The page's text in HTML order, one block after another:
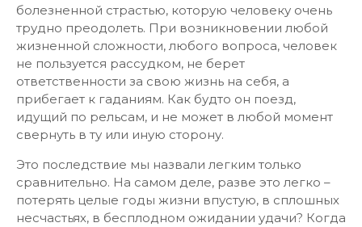
болезненной страстью, которую человеку очень
трудно преодолеть. При возникновении любой
жизненной сложности, любого вопроса, человек
не пользуется рассудком, не берет
ответственности за свою жизнь на себя, а
прибегает к гаданиям. Как будто он поезд,
идущий по рельсам, и не может в любой момент
свернуть в ту или иную сторону.
Это последствие мы назвали легким только
сравнительно. На самом деле, разве это легко –
потерять целые годы жизни впустую, в сплошных
несчастьях, в бесплодном ожидании удачи? Когда